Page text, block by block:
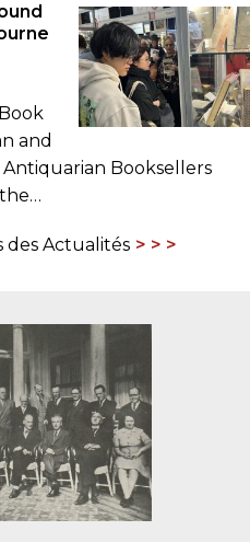
and
Antiquarian Booksellers
des Actualités